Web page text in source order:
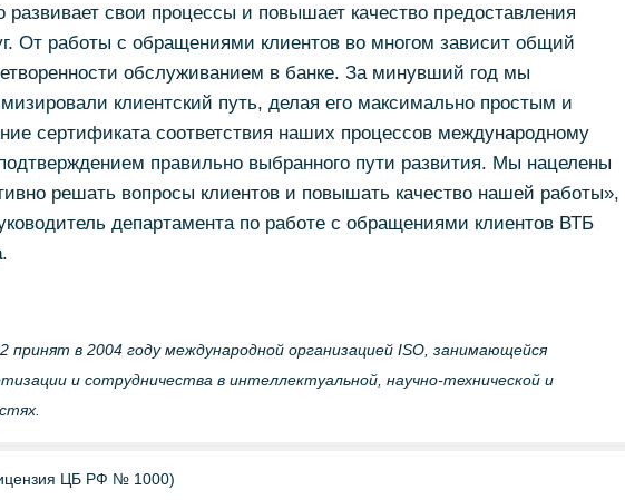
развивает свои процессы и повышает качество предоставления
От работы с обращениями клиентов во многом зависит общий
обслуживанием в банке. За минувший год мы
клиентский путь, делая его максимально простым и
сертификата соответствия наших процессов международному
правильно выбранного пути развития. Мы нацелены
решать вопросы клиентов и повышать качество нашей работы»,
департамента по работе с обращениями клиентов ВТБ
.
принят в 2004 году международной организацией ISO, занимающейся
и сотрудничества в интеллектуальной, научно-технической и
ЦБ РФ № 1000)